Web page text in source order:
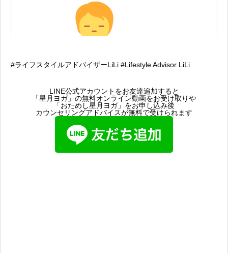
#ライフスタイルアドバイザーLiLi #Lifestyle Advisor LiLi
LINE公式アカウントをお友達追加すると
「星月ヨガ」の無料オンライン動画をお受け取りや
「おためし星月ヨガ」をお申し込み後
カウンセリングアドバイスが無料で受けられます